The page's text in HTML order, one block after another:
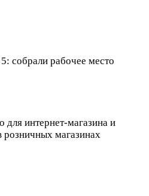
собрали рабочее место
для интернет-магазина и
розничных магазинах